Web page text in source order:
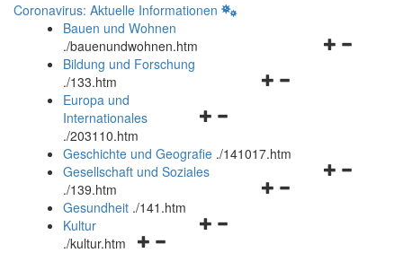
Coronavirus: Aktuelle Informationen
Bauen und Wohnen
./bauenundwohnen.htm
Navigationsmenü
Bildung und Forschung
./133.htm
Navigationsmenü
und
schließen
Europa und
Internationales
./203110.htm
Geschichte und Geografie ./141017.htm
Navigationsmenü
Gesellschaft und Soziales
./139.htm
Navigationsmenü
Gesundheit ./141.htm
Navigationsmenü
Kultur
./kultur.htm